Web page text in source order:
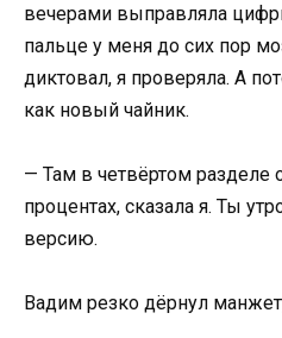
вечерами выправляла
пальце у меня до сих пор
диктовал, я проверяла. А
как новый чайник.
— Там в четвёртом разделе
процентах, сказала я. Ты
версию.
Вадим резко дёрнул